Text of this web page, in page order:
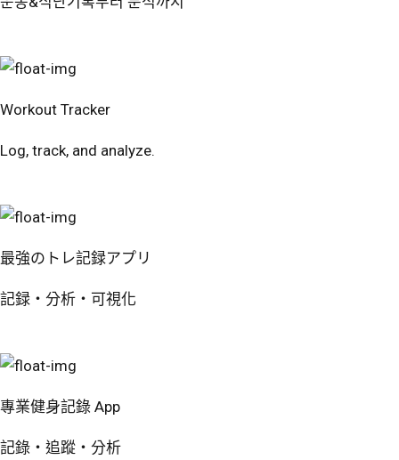
Workout Tracker
Log, track, and analyze.
最強のトレ記録アプリ
記録・分析・可視化
專業健身記錄 App
記錄・追蹤・分析